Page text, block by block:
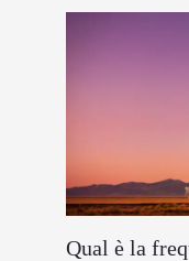
Qual è la